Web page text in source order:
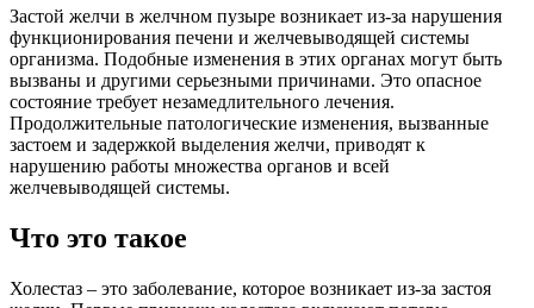
Застой желчи в желчном пузыре возникает из-за нарушения
функционирования печени и желчевыводящей системы
организма. Подобные изменения в этих органах могут быть
вызваны и другими серьезными причинами. Это опасное
состояние требует незамедлительного лечения.
Продолжительные патологические изменения, вызванные
застоем и задержкой выделения желчи, приводят к
нарушению работы множества органов и всей
желчевыводящей системы.
Что это такое
Холестаз – это заболевание, которое возникает из-за застоя